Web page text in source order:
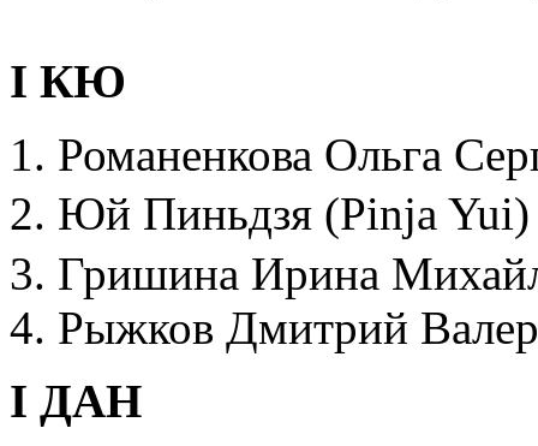
I КЮ
Романенкова Ольга
Юй Пиньдзя (Pinja
Гришина Ирина
Рыжков Дмитрий
I ДАН